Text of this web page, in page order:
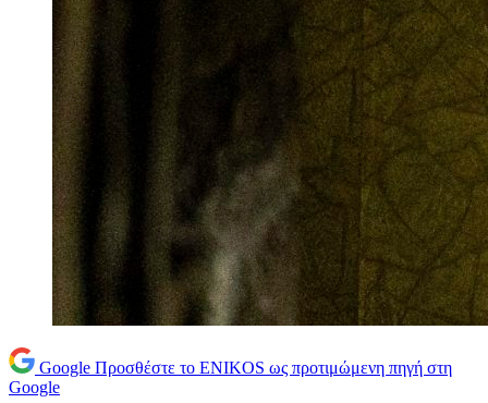
Google Προσθέστε το ENIKOS ως προτιμώμενη πηγή στη
Google